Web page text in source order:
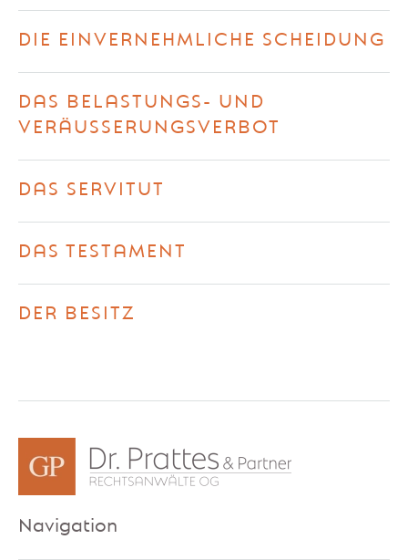
DIE EINVERNEHMLICHE SCHEIDUNG
DAS BELASTUNGS- UND
VERÄUSSERUNGSVERBOT
DAS SERVITUT
DAS TESTAMENT
DER BESITZ
Navigation